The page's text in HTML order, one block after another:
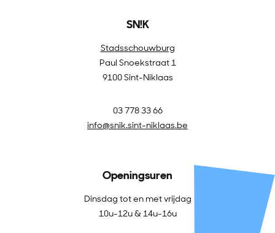
SN!K
Stadsschouwburg
Paul Snoekstraat 1
9100 Sint-Niklaas
03 778 33 66
info@snik.sint-niklaas.be
Openingsuren
Dinsdag tot en met vrijdag
10u-12u & 14u-16u